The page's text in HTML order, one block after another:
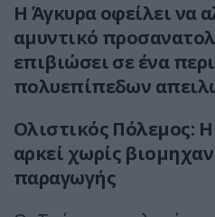
Η Άγκυρα οφείλει να
αμυντικό
επιβιώσει σε ένα
πολυεπίπεδων
Ολιστικός Πόλεμος:
αρκεί χωρίς
παραγωγής